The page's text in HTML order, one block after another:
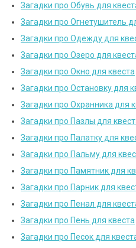
Загадки про Обувь для
Загадки про Огнетушитель
Загадки про Одежду для
Загадки про Озеро для
Загадки про Окно для квеста
Загадки про Остановку для
Загадки про Охранника для
Загадки про Пазлы для
Загадки про Палатку для
Загадки про Пальму для
Загадки про Памятник для
Загадки про Парник для
Загадки про Пенал для
Загадки про Пень для квеста
Загадки про Песок для